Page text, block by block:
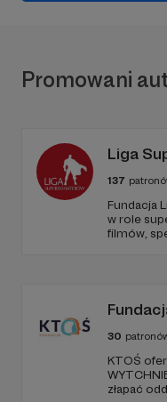
Promowani
Liga
137
Fundacja
w role
filmów,
30
KTOŚ
złapać